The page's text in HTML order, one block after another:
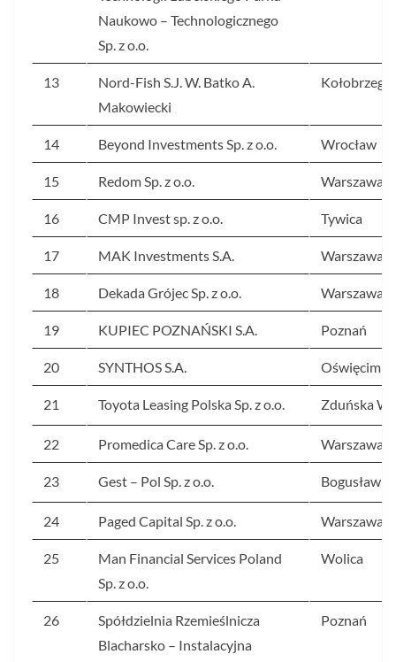
Naukowo – Technologicznego
Sp. z o.o.
13
Nord-Fish S.J. W. Batko A.
Makowiecki
Kołobrzeg
14 Beyond Investments Sp. z o.o. Wrocław
15 Redom Sp. z o.o. Warszawa
16 CMP Invest sp. z o.o. Tywica
17 MAK Investments S.A. Warszawa
18 Dekada Grójec Sp. z o.o. Warszawa
19 KUPIEC POZNAŃSKI S.A. Poznań
20 SYNTHOS S.A. Oświęcim
21 Toyota Leasing Polska Sp. z o.o. Zduńska
22 Promedica Care Sp. z o.o. Warszawa
23 Gest – Pol Sp. z o.o.
24 Paged Capital Sp. z o.o. Warszawa
25
Man Financial Services Poland
Sp. z o.o.
Wolica
26
Spółdzielnia Rzemieślnicza
Blacharsko – Instalacyjna
Poznań